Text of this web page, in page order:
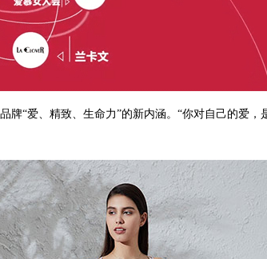
“爱、精致、生命力”的新内涵。“你对自己的爱，